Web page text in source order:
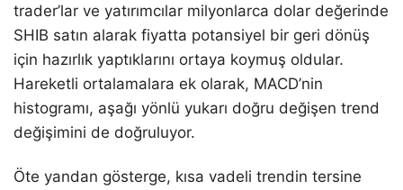
trader’lar ve yatırımcılar milyonlarca dolar değerinde
SHIB satın alarak fiyatta potansiyel bir geri dönüş
için hazırlık yaptıklarını ortaya koymuş oldular.
Hareketli ortalamalara ek olarak, MACD’nin
histogramı, aşağı yönlü yukarı doğru değişen trend
değişimini de doğruluyor.
Öte yandan gösterge, kısa vadeli trendin tersine